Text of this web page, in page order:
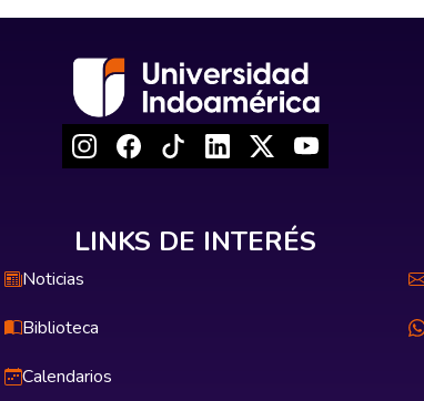
LINKS DE INTERÉS
Noticias
Biblioteca
Calendarios